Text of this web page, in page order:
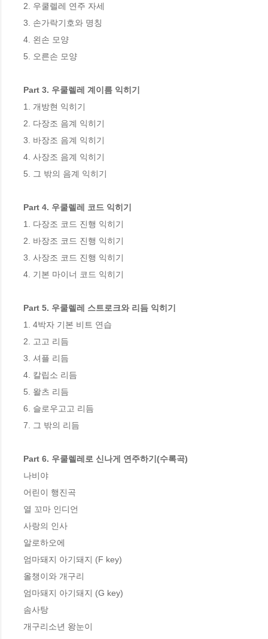
2. 우쿨렐레 연주 자세
3. 손가락기호와 명칭
4. 왼손 모양
5. 오른손 모양
Part 3. 우쿨렐레 계이름 익히기
1. 개방현 익히기
2. 다장조 음계 익히기
3. 바장조 음계 익히기
4. 사장조 음계 익히기
5. 그 밖의 음계 익히기
Part 4. 우쿨렐레 코드 익히기
1. 다장조 코드 진행 익히기
2. 바장조 코드 진행 익히기
3. 사장조 코드 진행 익히기
4. 기본 마이너 코드 익히기
Part 5. 우쿨렐레 스트로크와 리듬 익히기
1. 4박자 기본 비트 연습
2. 고고 리듬
3. 셔플 리듬
4. 칼립소 리듬
5. 왈츠 리듬
6. 슬로우고고 리듬
7. 그 밖의 리듬
Part 6. 우쿨렐레로 신나게 연주하기(수록곡)
나비야
어린이 행진곡
열 꼬마 인디언
사랑의 인사
알로하오에
엄마돼지 아기돼지 (F key)
올챙이와 개구리
엄마돼지 아기돼지 (G key)
솜사탕
개구리소년 왕눈이